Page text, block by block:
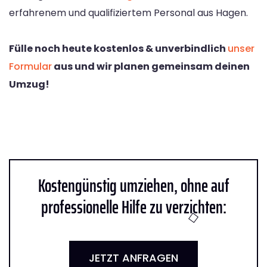
erfahrenem und qualifiziertem Personal aus Hagen.
Fülle noch heute kostenlos & unverbindlich unser
Formularaus und wir planen gemeinsam deinen
Umzug!
Kostengünstig umziehen, ohne auf
professionelle Hilfe zu verzichten:
JETZT ANFRAGEN